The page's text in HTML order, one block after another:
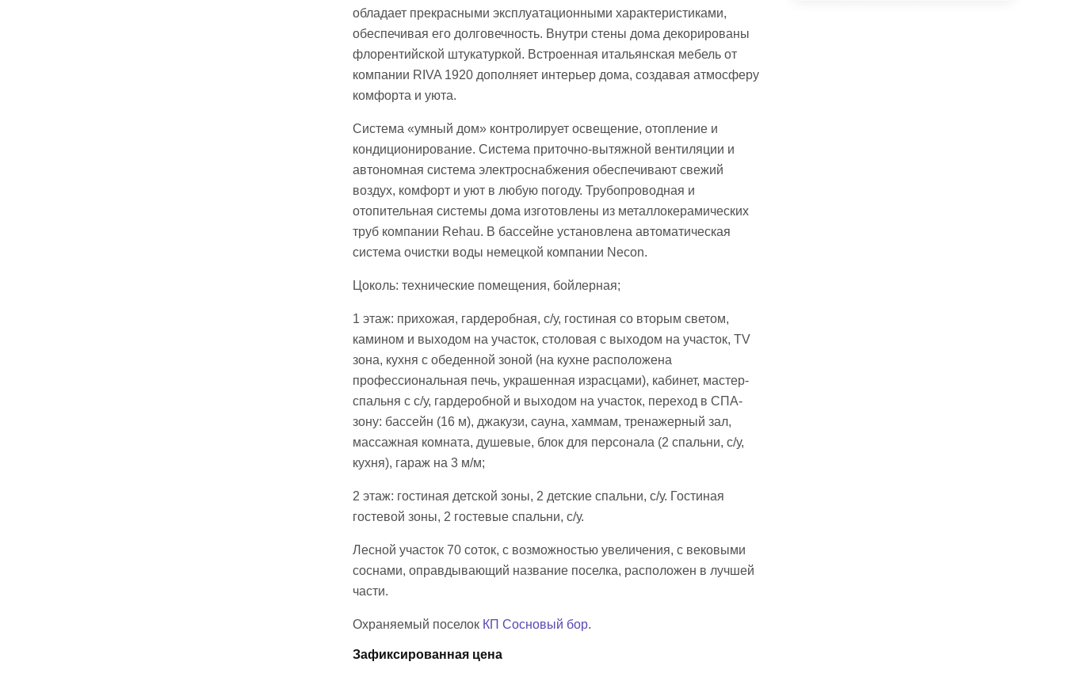
обладает прекрасными эксплуатационными характеристиками,
обеспечивая его долговечность. Внутри стены дома декорированы
флорентийской штукатуркой. Встроенная итальянская мебель от
компании RIVA 1920 дополняет интерьер дома, создавая атмосферу
комфорта и уюта.
Система «умный дом» контролирует освещение, отопление и
кондиционирование. Система приточно-вытяжной вентиляции и
автономная система электроснабжения обеспечивают свежий
воздух, комфорт и уют в любую погоду. Трубопроводная и
отопительная системы дома изготовлены из металлокерамических
труб компании Rehau. В бассейне установлена автоматическая
система очистки воды немецкой компании Necon.
Цоколь: технические помещения, бойлерная;
1 этаж: прихожая, гардеробная, с/у, гостиная со вторым светом,
камином и выходом на участок, столовая с выходом на участок, TV
зона, кухня с обеденной зоной (на кухне расположена
профессиональная печь, украшенная израсцами), кабинет, мастер-
спальня с с/у, гардеробной и выходом на участок, переход в СПА-
зону: бассейн (16 м), джакузи, сауна, хаммам, тренажерный зал,
массажная комната, душевые, блок для персонала (2 спальни, с/у,
кухня), гараж на 3 м/м;
2 этаж: гостиная детской зоны, 2 детские спальни, с/у. Гостиная
гостевой зоны, 2 гостевые спальни, с/у.
Лесной участок 70 соток, с возможностью увеличения, с вековыми
соснами, оправдывающий название поселка, расположен в лучшей
части.
Охраняемый поселок КП Сосновый бор.
Зафиксированная цена